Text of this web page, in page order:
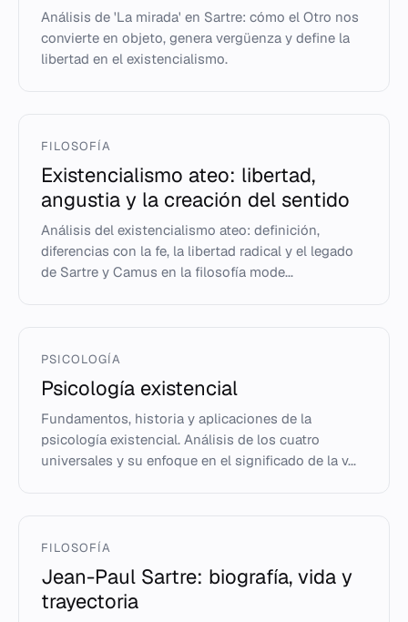
Análisis de 'La mirada' en Sartre: cómo el Otro nos
convierte en objeto, genera vergüenza y define la
libertad en el existencialismo.
FILOSOFÍA
Existencialismo ateo: libertad,
angustia y la creación del sentido
Análisis del existencialismo ateo: definición,
diferencias con la fe, la libertad radical y el legado
de Sartre y Camus en la filosofía mode...
PSICOLOGÍA
Psicología existencial
Fundamentos, historia y aplicaciones de la
psicología existencial. Análisis de los cuatro
universales y su enfoque en el significado de la v...
FILOSOFÍA
Jean-Paul Sartre: biografía, vida y
trayectoria